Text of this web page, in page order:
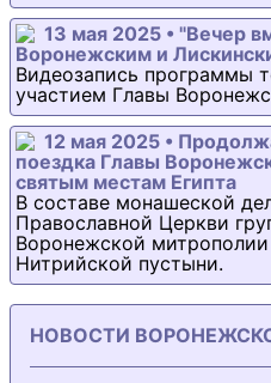
13 мая 2025 • "Вечер
Воронежским и
Видеозапись программы
участием Главы
12 мая 2025 •
поездка Главы
святым местам Египта
В составе монашеской
Православной Церкви
Воронежской митрополии
Нитрийской пустыни.
НОВОСТИ